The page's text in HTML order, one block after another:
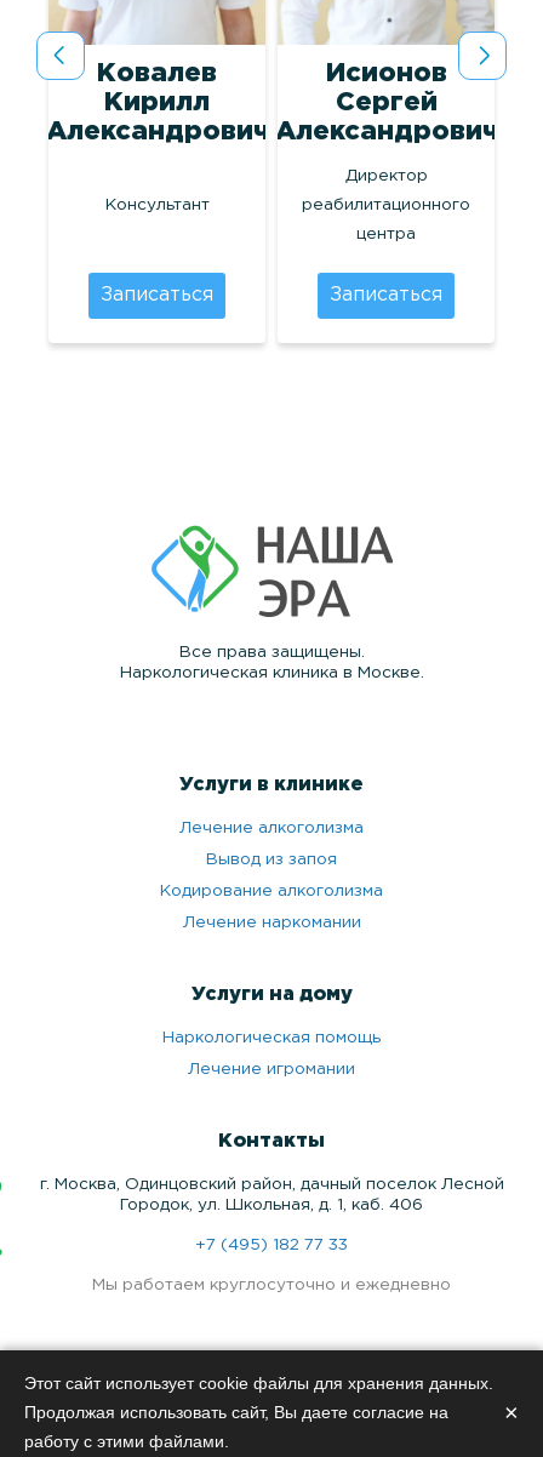
Ковалев
Кирилл
Александрович
Консультант
Записаться
Исионов
Сергей
Александрович
Директор
реабилитационного
центра
Записаться
Все права защищены.
Наркологическая клиника в Москве.
Услуги в клинике
Лечение алкоголизма
Вывод из запоя
Кодирование алкоголизма
Лечение наркомании
Услуги на дому
Наркологическая помощь
Лечение игромании
Контакты
г. Москва, Одинцовский район, дачный поселок Лесной
Городок, ул. Школьная, д. 1, каб. 406
+7 (495) 182 77 33
Мы работаем круглосуточно и ежедневно
Москва, Одинцовский район, дачный поселок Лесной
Городок, ул. Школьная, д. 1, каб. 406
Этот сайт использует cookie файлы для хранения данных.
Продолжая использовать сайт, Вы даете согласие на
работу с этими файлами.
×